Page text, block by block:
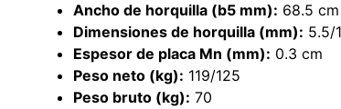
Ancho de horquilla (b5 mm): 68.5 cm
Dimensiones de horquilla (mm): 5.5/
Espesor de placa Mn (mm): 0.3 cm
Peso neto (kg): 119/125
Peso bruto (kg): 70